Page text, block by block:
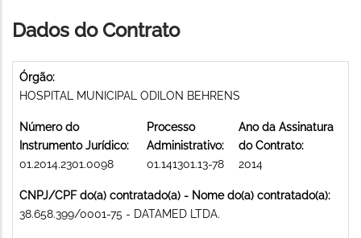
Dados do Contrato
Órgão:
HOSPITAL MUNICIPAL ODILON BEHRENS
Número do
Instrumento Jurídico:
01.2014.2301.0098
Processo
Administrativo:
01.141301.13-78
Ano da Assinatura
do Contrato:
2014
CNPJ/CPF do(a) contratado(a) - Nome do(a) contratado(a):
38.658.399/0001-75 - DATAMED LTDA.